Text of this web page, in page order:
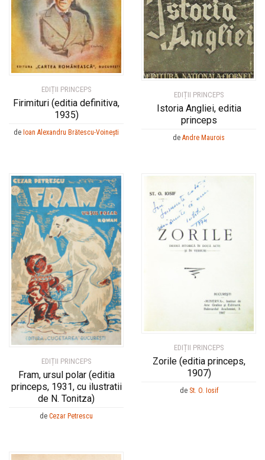
EDIȚII PRINCEPS
Firimituri (editia definitiva,
1935)
de Ioan Alexandru Brătescu-Voinești
EDIȚII PRINCEPS
Istoria Angliei, editia
princeps
de Andre Maurois
EDIȚII PRINCEPS
Fram, ursul polar (editia
princeps, 1931, cu ilustratii
de N. Tonitza)
de Cezar Petrescu
EDIȚII PRINCEPS
Zorile (editia princeps,
1907)
de St. O. Iosif